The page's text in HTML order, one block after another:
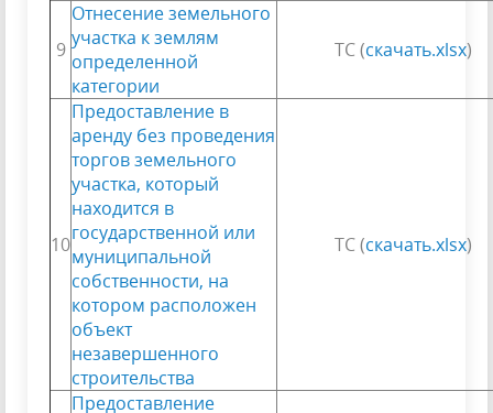
9
Отнесение земельного
участка к землям
определенной
категории
ТС (скачать.xlsx)
10
Предоставление в
аренду без проведения
торгов земельного
участка, который
находится в
государственной или
муниципальной
собственности, на
котором расположен
объект
незавершенного
строительства
ТС (скачать.xlsx)
Предоставление